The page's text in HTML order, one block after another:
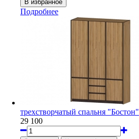
Подробнее
трехстворчатый спальня "Бостон"
29 100